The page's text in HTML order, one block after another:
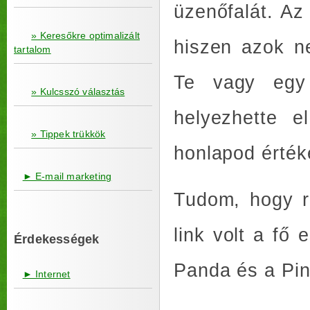
» Keresőkre optimalizált
tartalom
» Kulcsszó választás
» Tippek trükkök
► E-mail marketing
Érdekességek
► Internet
üzenőfalát.
hiszen azok
Te vagy
helyezhette
honlapod
Tudom, hogy
link volt a fő
Panda és a